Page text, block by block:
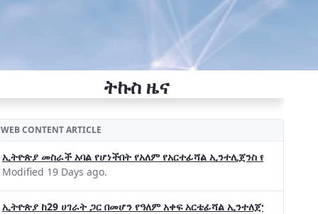
ትኩስ ዜና
WEB CONTENT ARTICLE
ኢትዮጵያ መስራች አባል የሆነችበት የአለም የአርተፊሻል ኢንተሊጀንስ የትብብር
Modified 19 Days ago.
ኢትዮጵያ ከ29 ሀገራት ጋር በመሆን የዓለም አቀፍ አርቴፊሻል ኢንተለጀንስ ትብብር